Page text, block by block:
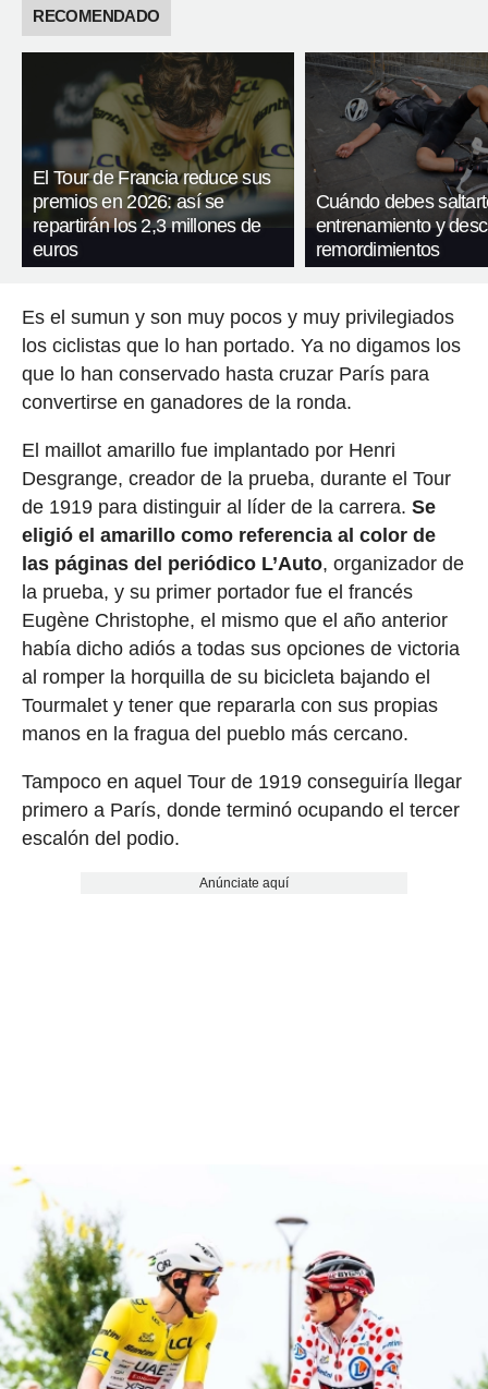
RECOMENDADO
El Tour de Francia reduce sus
premios en 2026: así se
repartirán los 2,3 millones de
euros
Cuándo debes
entrenamiento y
remordimientos
Es el sumun y son muy pocos y muy privilegiados
los ciclistas que lo han portado. Ya no digamos los
que lo han conservado hasta cruzar París para
convertirse en ganadores de la ronda.
El maillot amarillo fue implantado por Henri
Desgrange, creador de la prueba, durante el Tour
de 1919 para distinguir al líder de la carrera. Se
eligió el amarillo como referencia al color de
las páginas del periódico L’Auto, organizador de
la prueba, y su primer portador fue el francés
Eugène Christophe, el mismo que el año anterior
había dicho adiós a todas sus opciones de victoria
al romper la horquilla de su bicicleta bajando el
Tourmalet y tener que repararla con sus propias
manos en la fragua del pueblo más cercano.
Tampoco en aquel Tour de 1919 conseguiría llegar
primero a París, donde terminó ocupando el tercer
escalón del podio.
Anúnciate aquí